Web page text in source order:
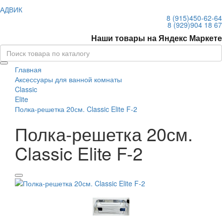
АДВИК
8 (915)450-62-64
8 (929)904 18 67
Наши товары на Яндекс Маркете
Главная
Аксессуары для ванной комнаты
Classic
Elite
Полка-решетка 20см. Classic Elite F-2
Полка-решетка 20см.
Classic Elite F-2